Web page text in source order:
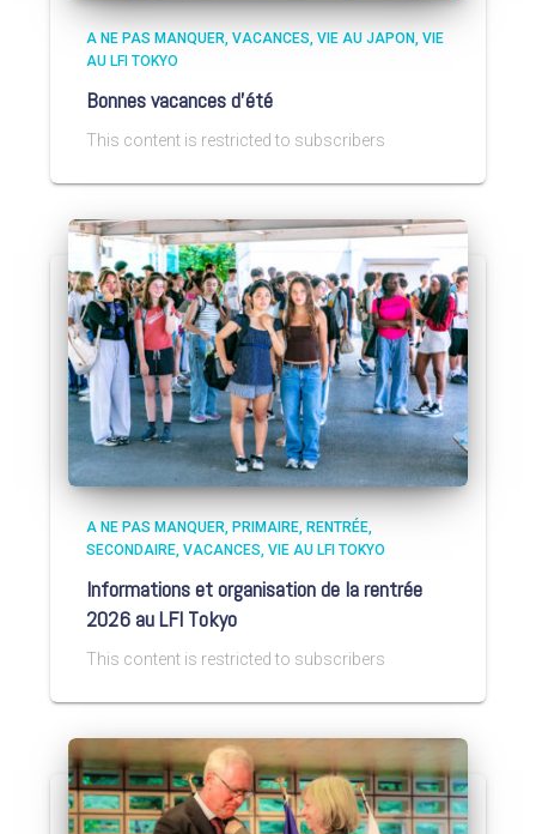
A NE PAS MANQUER VACANCES VIE AU JAPON VIE
AU LFI TOKYO
Bonnes vacances d’été
This content is restricted to subscribers
A NE PAS MANQUER PRIMAIRE RENTRÉE
SECONDAIRE VACANCES VIE AU LFI TOKYO
Informations et organisation de la rentrée
2026 au LFI Tokyo
This content is restricted to subscribers